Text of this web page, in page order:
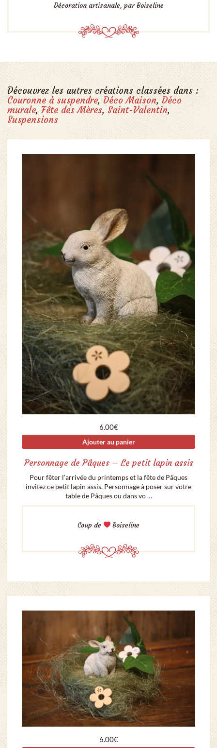
Décoration artisanale, par Boiseline
Découvrez les autres créations classées dans :
Couronne à suspendre, Déco Maison, Déco
murale, Fête des Mères,Saint-Valentin,
Suspensions
6.00€
Ajouter au panier
Personnage de Pâques – Le petit lapin assis
Pour fêter l’arrivée du printemps et la fête de Pâques
invitez ce petit lapin assis. Personnage à poser sur votre
table de Pâques ou dans vo …
Coup de Boiseline
6.00€